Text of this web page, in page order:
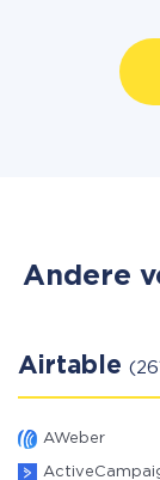
Andere
Airtable
AWeber